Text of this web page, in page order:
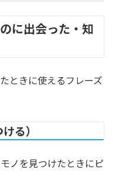
に出会った・知
ときに使えるフレーズ
る）
ノを見つけたときにピ